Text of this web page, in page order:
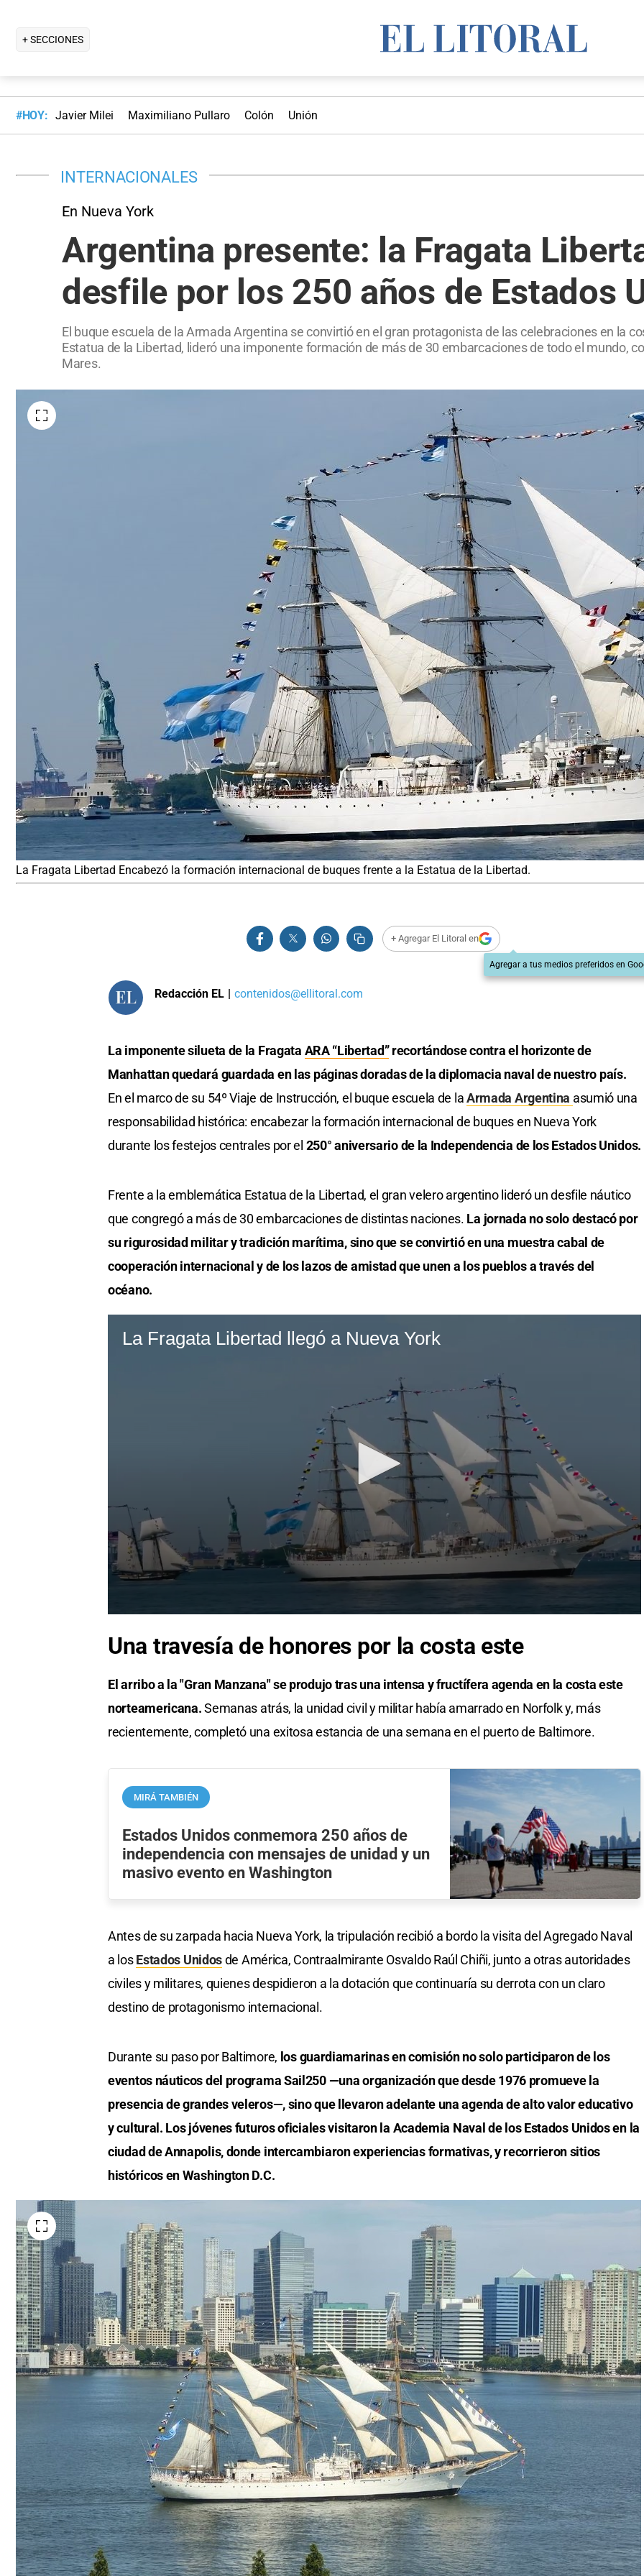
+ SECCIONES
#HOY: Javier Milei Maximiliano Pullaro Colón Unión
INTERNACIONALES
En Nueva York
Argentina presente: la Fragata
desfile por los 250 años de Estados
El buque escuela de la Armada Argentina se convirtió en el gran protagonista de las celebraciones en la
Estatua de la Libertad, lideró una imponente formación de más de 30 embarcaciones de todo el mundo,
Mares.
La Fragata Libertad Encabezó la formación internacional de buques frente a la Estatua de la Libertad.
+ Agregar El Litoral en
Agregar a tus medios preferidos en
Redacción EL | contenidos@ellitoral.com
La imponente silueta de la Fragata ARA “Libertad”recortándose contra el horizonte de
Manhattan quedará guardada en las páginas doradas de la diplomacia naval de nuestro país.
En el marco de su 54º Viaje de Instrucción, el buque escuela de laArmada Argentina asumió una
responsabilidad histórica: encabezar la formación internacional de buques en Nueva York
durante los festejos centrales por el 250° aniversario de la Independencia de los Estados Unidos.
Frente a la emblemática Estatua de la Libertad, el gran velero argentino lideró un desfile náutico
que congregó a más de 30 embarcaciones de distintas naciones. La jornada no solo destacó por
su rigurosidad militar y tradición marítima, sino que se convirtió en una muestra cabal de
cooperación internacional y de los lazos de amistad que unen a los pueblos a través del
océano.
Una travesía de honores por la costa este
El arribo a la "Gran Manzana" se produjo tras una intensa y fructífera agenda en la costa este
norteamericana.Semanas atrás, la unidad civil y militar había amarrado en Norfolk y, más
recientemente, completó una exitosa estancia de una semana en el puerto de Baltimore.
MIRÁ TAMBIÉN
Estados Unidos conmemora 250 años de
independencia con mensajes de unidad y un
masivo evento en Washington
Antes de su zarpada hacia Nueva York, la tripulación recibió a bordo la visita del Agregado Naval
a losEstados Unidosde América, Contraalmirante Osvaldo Raúl Chiñi, junto a otras autoridades
civiles y militares, quienes despidieron a la dotación que continuaría su derrota con un claro
destino de protagonismo internacional.
Durante su paso por Baltimore, los guardiamarinas en comisión no solo participaron de los
eventos náuticos del programa Sail250 —una organización que desde 1976 promueve la
presencia de grandes veleros—, sino que llevaron adelante una agenda de alto valor educativo
y cultural. Los jóvenes futuros oficiales visitaron la Academia Naval de los Estados Unidos en la
ciudad de Annapolis, donde intercambiaron experiencias formativas, y recorrieron sitios
históricos en Washington D.C.